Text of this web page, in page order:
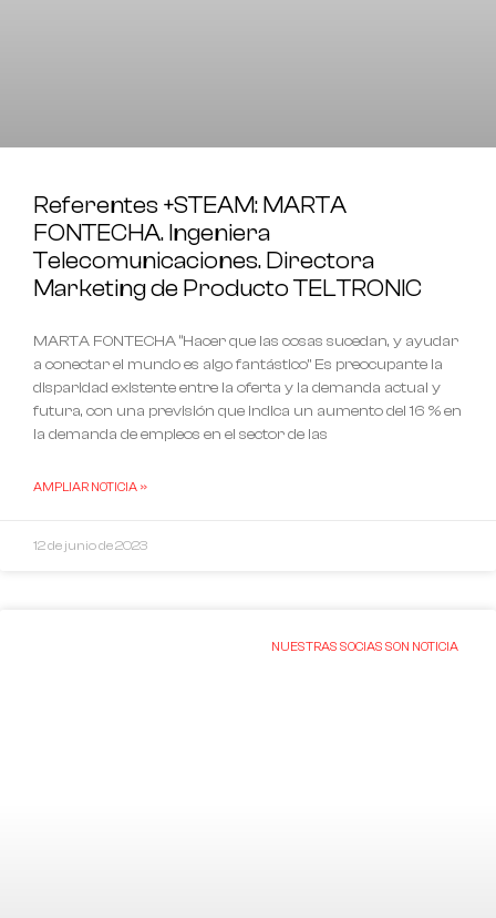
Referentes +STEAM: MARTA
FONTECHA. Ingeniera
Telecomunicaciones. Directora
Marketing de Producto TELTRONIC
MARTA FONTECHA “Hacer que las cosas sucedan, y ayudar
a conectar el mundo es algo fantástico” Es preocupante la
disparidad existente entre la oferta y la demanda actual y
futura, con una previsión que indica un aumento del 16 % en
la demanda de empleos en el sector de las
AMPLIAR NOTICIA »
12 de junio de 2023
NUESTRAS SOCIAS SON NOTICIA